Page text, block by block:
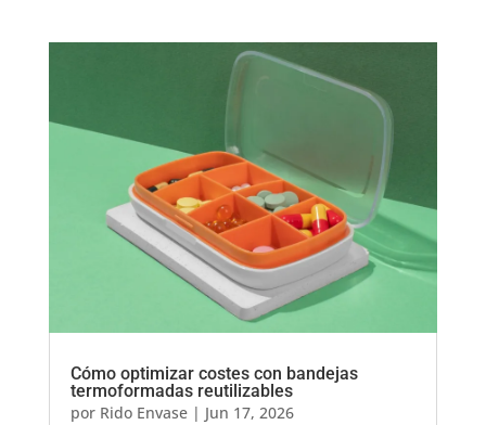
Cómo optimizar costes con bandejas
termoformadas reutilizables
por Rido Envase| Jun 17, 2026